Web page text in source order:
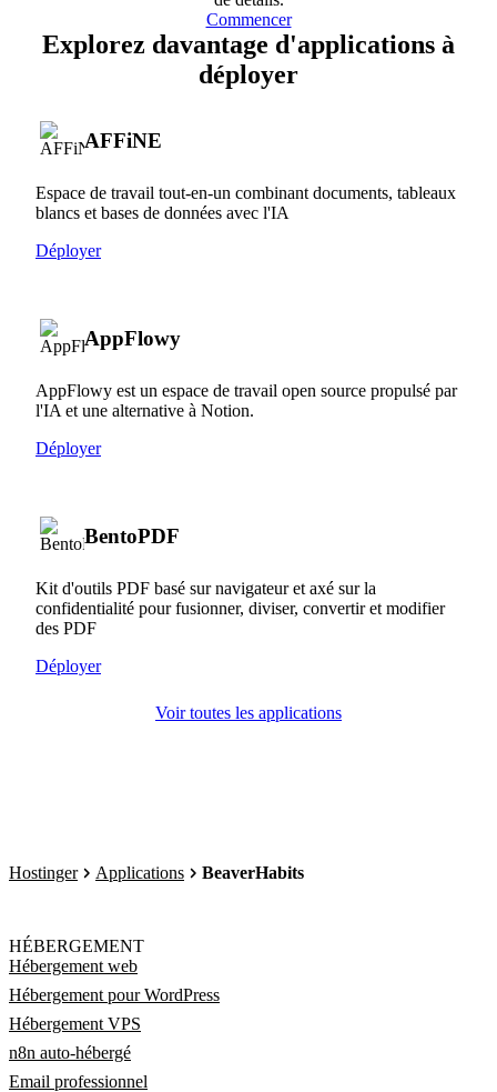
Commencer
Explorez davantage d'applications à
déployer
AFFiNE
Espace de travail tout-en-un combinant documents, tableaux
blancs et bases de données avec l'IA
Déployer
AppFlowy
AppFlowy est un espace de travail open source propulsé par
l'IA et une alternative à Notion.
Déployer
BentoPDF
Kit d'outils PDF basé sur navigateur et axé sur la
confidentialité pour fusionner, diviser, convertir et modifier
des PDF
Déployer
Voir toutes les applications
Hostinger Applications BeaverHabits
HÉBERGEMENT
Hébergement web
Hébergement pour WordPress
Hébergement VPS
n8n auto-hébergé
Email professionnel